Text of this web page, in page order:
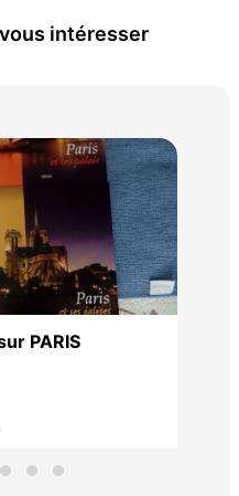
intéresser
PARIS